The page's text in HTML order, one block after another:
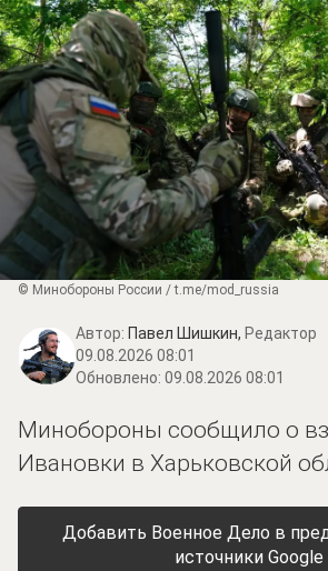
© Минобороны России / t.me/mod_russia
Автор: Павел Шишкин, Редактор
09.08.2026 08:01
Обновлено: 09.08.2026 08:01
Минобороны сообщило о
Ивановки в Харьковской
Добавить Военное Дело в
источники Google